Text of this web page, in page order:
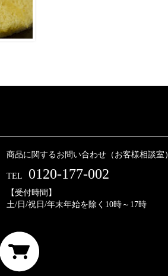
商品に関するお問い合わせ（お客様相談室）
TEL 0120-177-002
【受付時間】
土/日/祝日/年末年始を除く10時～17時